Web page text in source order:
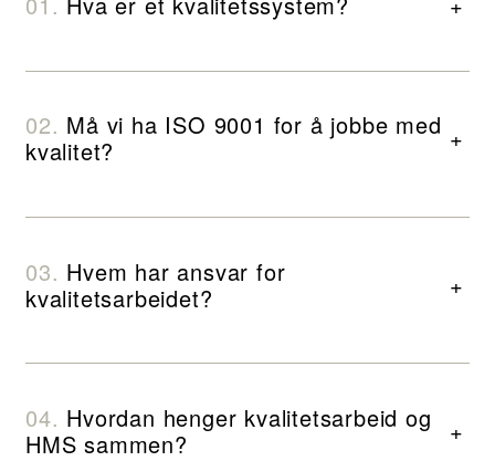
Må vi ha ISO 9001 for å jobbe med
kvalitet?
+
Hvem har ansvar for
kvalitetsarbeidet?
+
Hvordan henger kvalitetsarbeid og
HMS sammen?
+